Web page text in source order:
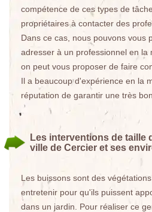
compétence de ces types de
propriétaires à contacter des
Dans ce cas, nous pouvons vous
adresser à un professionnel en la
on peut vous proposer de faire
Il a beaucoup d'expérience en la
réputation de garantir une très
Les interventions de taille
ville de Cercier et ses
Les buissons sont des
entretenir pour qu'ils puissent
dans un jardin. Pour réaliser ce